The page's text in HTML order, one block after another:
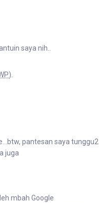
saya nih..
).
pantesan saya tunggu2
juga
mbah Google